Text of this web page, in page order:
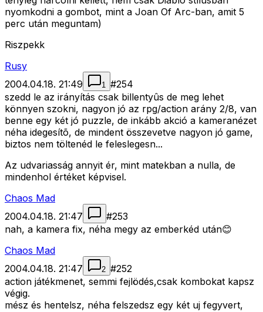
nyomkodni a gombot, mint a Joan Of Arc-ban, amit 5
perc után meguntam)
Riszpekk
Rusy
2004.04.18. 21:49
1 #254
szedd le az irányítás csak billentyûs de meg lehet
könnyen szokni, nagyon jó az rpg/action arány 2/8, van
benne egy két jó puzzle, de inkább akció a kameranézet
néha idegesítõ, de mindent összevetve nagyon jó game,
biztos nem töltenéd le feleslegesn...
Az udvariasság annyit ér, mint matekban a nulla, de
mindenhol értéket képvisel.
Chaos Mad
2004.04.18. 21:47
#253
nah, a kamera fix, néha megy az emberkéd után😊
Chaos Mad
2004.04.18. 21:47
2 #252
action játékmenet, semmi fejlödés,csak kombokat kapsz
végig.
mész és hentelsz, néha felszedsz egy két uj fegyvert,